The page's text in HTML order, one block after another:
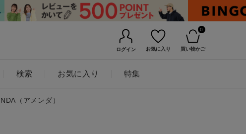
ログイン お気に入り
0
買い物かご
検索 お気に入り 特集
（アメンダ）